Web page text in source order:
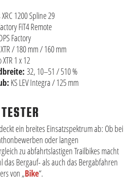
XRC 1200 Spline 29
FiT4 Remote
Factory
/ 180 mm / 160 mm
1 x 12
32, 10–51 / 510 %
KS LEV Integra / 125 mm
ein breites Einsatzspektrum ab: Ob bei
oder langen
zu abfahrtslastigen Trailbikes macht
das Bergauf- als auch das Bergabfahren
von „Bike“.